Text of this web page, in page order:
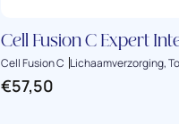
Cell Fusion C Expert
Cell Fusion C Lichaamverzorging,
€57,50